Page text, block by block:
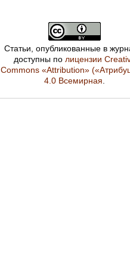
Статьи, опубликованные в
доступны по лицензии
Commons «Attribution»
4.0 Всемирная